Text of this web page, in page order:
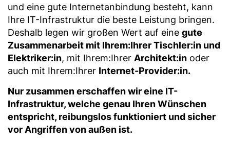
und eine gute Internetanbindung besteht, kann
Ihre IT-Infrastruktur die beste Leistung bringen.
Deshalb legen wir großen Wert auf eine gute
Zusammenarbeit mit Ihrem:Ihrer Tischler:in und
Elektriker:in, mit Ihrem:Ihrer Architekt:in oder
auch mit Ihrem:Ihrer Internet-Provider:in.
Nur zusammen erschaffen wir eine IT-
Infrastruktur, welche genau Ihren Wünschen
entspricht, reibungslos funktioniert und sicher
vor Angriffen von außen ist.